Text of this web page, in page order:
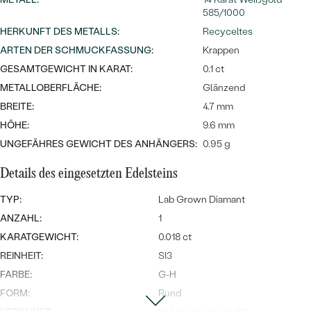
Wave Kollektion
ANSEHEN
NACH DER FORM
MASSGEFERTIGTER
DIAMANTEN
Ohrrinnge
Personalisierte
Meistverkaufte
Ringe
585/1000
HERKUNFT DES METALLS:
Recyceltes
ARTEN DER SCHMUCKFASSUNG:
Krappen
GESAMTGEWICHT IN KARAT:
0.1 ct
METALLOBERFLÄCHE:
Glänzend
BREITE:
4.7 mm
HÖHE:
9.6 mm
UNGEFÄHRES GEWICHT DES ANHÄNGERS: 0.95 g
Details des eingesetzten Edelsteins
TYP:
Lab Grown Diamant
ANZAHL:
1
KARATGEWICHT:
0.018 ct
REINHEIT:
SI3
FARBE:
G-H
FORM:
Rund